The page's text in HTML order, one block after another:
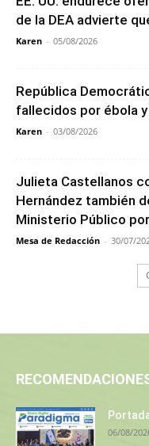
de la DEA advierte
Karen - 05/08/2026
República
fallecidos por ébola
Karen - 03/08/2026
Julieta Castellanos
Hernández también
Ministerio Público
Mesa de Redacción - 30/07/
06/08/